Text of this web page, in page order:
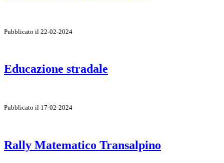
Pubblicato il 22-02-2024
Educazione stradale
Pubblicato il 17-02-2024
Rally Matematico Transalpino